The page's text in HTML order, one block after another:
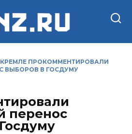
КРЕМЛЕ ПРОКОММЕНТИРОВАЛИ
ВЫБОРОВ В ГОСДУМУ
перенос